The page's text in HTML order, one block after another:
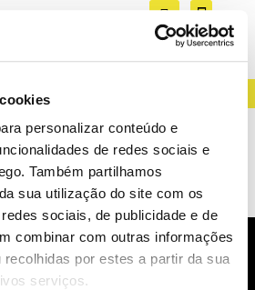
personalizar conteúdo e
de redes sociais e
Também partilhamos
sua utilização do site com os
sociais, de publicidade e de
combinar com outras informações
recolhidas por estes a partir da sua
serviços.
LIGHT SINCE 1983